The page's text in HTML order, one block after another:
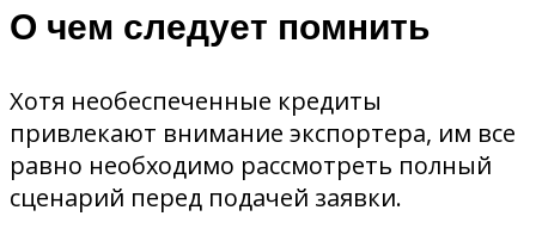
О чем следует помнить
Хотя необеспеченные кредиты
привлекают внимание экспортера, им все
равно необходимо рассмотреть полный
сценарий перед подачей заявки.